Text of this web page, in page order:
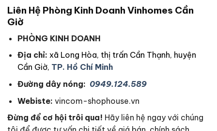
Liên Hệ Phòng Kinh Doanh Vinhomes Cần
Giờ
PHÒNG KINH DOANH
Địa chỉ: xã Long Hòa, thị trấn Cần Thạnh, huyện
Cần Giờ, TP. Hồ Chí Minh
Đường dây nóng: 0949.124.589
Webiste: vincom-shophouse.vn
Đừng để cơ hội trôi qua! Hãy liên hệ ngay với chúng